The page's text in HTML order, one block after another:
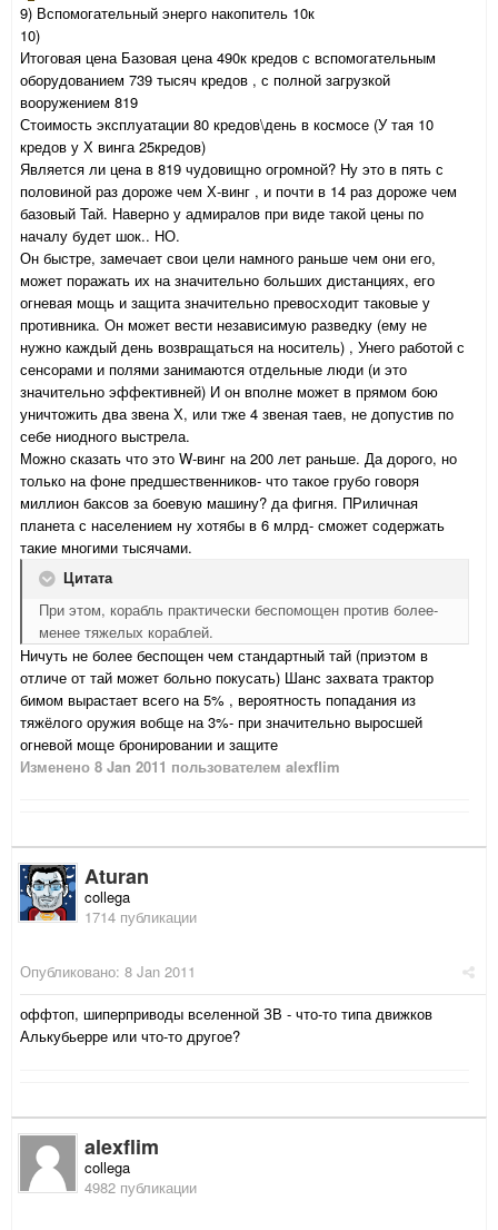
9) Вспомогательный энерго накопитель 10к
10)
Итоговая цена Базовая цена 490к кредов с вспомогательным
оборудованием 739 тысяч кредов , с полной загрузкой
вооружением 819
Стоимость эксплуатации 80 кредов\день в космосе (У тая 10
кредов у Х винга 25кредов)
Является ли цена в 819 чудовищно огромной? Ну это в пять с
половиной раз дороже чем Х-винг , и почти в 14 раз дороже чем
базовый Тай. Наверно у адмиралов при виде такой цены по
началу будет шок.. НО.
Он быстре, замечает свои цели намного раньше чем они его,
может поражать их на значительно больших дистанциях, его
огневая мощь и защита значительно превосходит таковые у
противника. Он может вести независимую разведку (ему не
нужно каждый день возвращаться на носитель) , Унего работой с
сенсорами и полями занимаются отдельные люди (и это
значительно эффективней) И он вполне может в прямом бою
уничтожить два звена Х, или тже 4 звеная таев, не допустив по
себе ниодного выстрела.
Можно сказать что это W-винг на 200 лет раньше. Да дорого, но
только на фоне предшественников- что такое грубо говоря
миллион баксов за боевую машину? да фигня. ПРиличная
планета с населением ну хотябы в 6 млрд- сможет содержать
такие многими тысячами.
Цитата
При этом, корабль практически беспомощен против более-
менее тяжелых кораблей.
Ничуть не более беспощен чем стандартный тай (приэтом в
отличе от тай может больно покусать) Шанс захвата трактор
бимом вырастает всего на 5% , вероятность попадания из
тяжёлого оружия вобще на 3%- при значительно выросшей
огневой моще бронировании и защите
Изменено 8 Jan 2011 пользователем alexflim
Aturan
collega
1714 публикации
Опубликовано: 8 Jan 2011
оффтоп, шиперприводы вселенной ЗВ - что-то типа движков
Алькубьерре или что-то другое?
alexflim
collega
4982 публикации